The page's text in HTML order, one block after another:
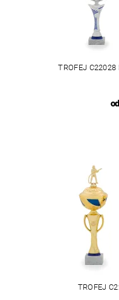
TROFEJ C22028
od
TROFEJ